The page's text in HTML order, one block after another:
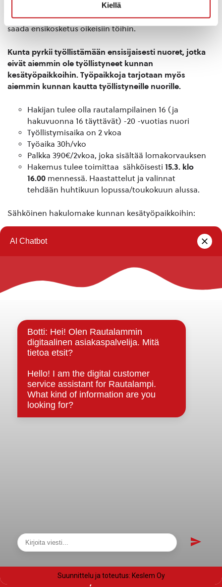
Kiellä
lukioikäisille nuorille. Ohjelman tavoitteena on edistää
nuorten tutustumismahdollisuuksia työelämään ja
saada ensikosketus oikeisiin töihin.
Kunta pyrkii työllistämään ensisijaisesti nuoret, jotka
eivät aiemmin ole työllistyneet kunnan
kesätyöpaikkoihin. Työpaikkoja tarjotaan myös
aiemmin kunnan kautta työllistyneille nuorille.
Hakijan tulee olla rautalampilainen 16 (ja
hakuvuonna 16 täyttävät) -20 -vuotias nuori
Työllistymisaika on 2 vkoa
Työaika 30h/vko
Palkka 390€/2vkoa, joka sisältää lomakorvauksen
Hakemus tulee toimittaa sähköisesti 15.3. klo
16.00 mennessä. Haastattelut ja valinnat
tehdään huhtikuun lopussa/toukokuun alussa.
Sähköinen hakulomake kunnan kesätyöpaikkoihin:
Hakulomake kunnan kesätyöpaikkoihin
Rautalammin kunta
Strategiat, ohjelmat, ohjeet, suunnitelmat, säännöt ja
sopimukset
Asiakirjajulkisuuskuvaus
Evästeet
Saavutettavuusseloste
Tietosuoja
Tietosuojaselosteet
Näytä sivukartta